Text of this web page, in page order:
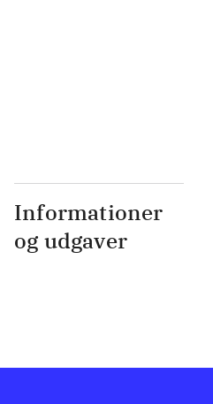
Informationer
og udgaver